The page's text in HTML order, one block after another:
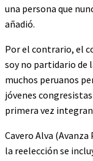
una persona que
añadió.
Por el contrario, el
soy no partidario de
muchos peruanos
jóvenes
primera vez
Cavero Alva
la reelección se